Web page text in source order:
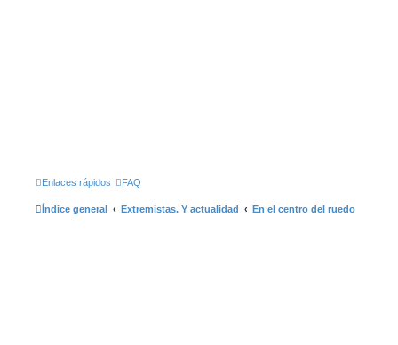
Enlaces rápidos FAQ
Índice general Extremistas. Y actualidad En el centro del ruedo